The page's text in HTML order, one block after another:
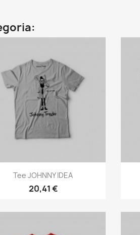
 Anteprima
Tee JOHNNY IDEA
20,41 €